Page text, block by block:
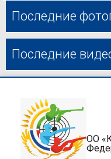
Последние
Последние
ОО